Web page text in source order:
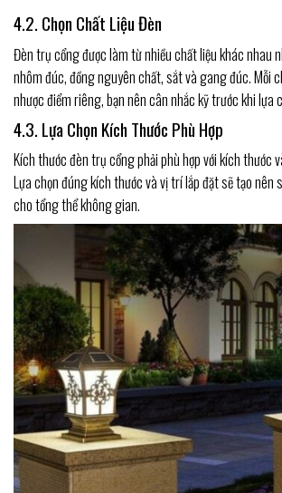
4.2. Chọn Chất Liệu Đèn
Đèn trụ cổng được làm từ nhiều chất liệu khác nhau
nhôm đúc, đồng nguyên chất, sắt và gang đúc. Mỗi
nhược điểm riêng, bạn nên cân nhắc kỹ trước khi lựa
4.3. Lựa Chọn Kích Thước Phù Hợp
Kích thước đèn trụ cổng phải phù hợp với kích thước
Lựa chọn đúng kích thước và vị trí lắp đặt sẽ tạo nên
cho tổng thể không gian.